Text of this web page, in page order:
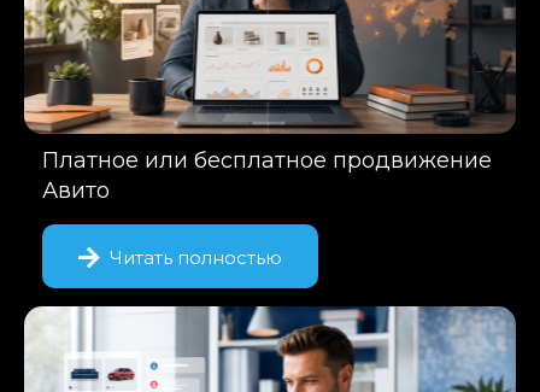
Платное или бесплатное продвижение
Авито
Читать полностью